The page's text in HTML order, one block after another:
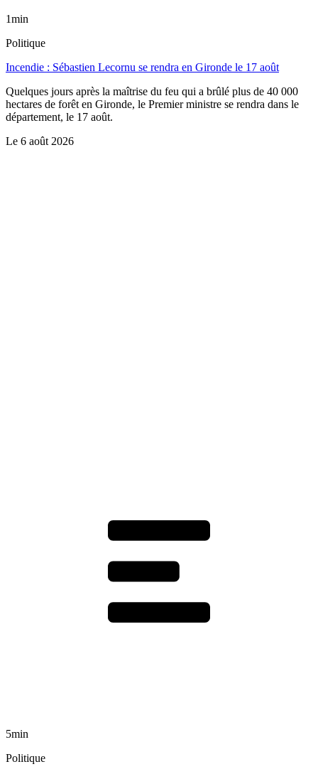
1min
Politique
Incendie : Sébastien Lecornu se rendra en Gironde le 17 août
Quelques jours après la maîtrise du feu qui a brûlé plus de 40 000
hectares de forêt en Gironde, le Premier ministre se rendra dans le
département, le 17 août.
Le 6 août 2026
5min
Politique